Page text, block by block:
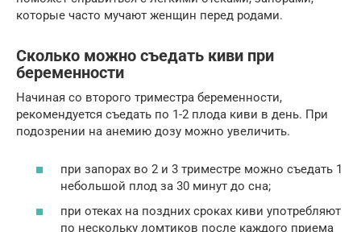
которые часто мучают женщин перед родами.
Сколько можно съедать киви при
беременности
Начиная со второго триместра беременности,
рекомендуется съедать по 1-2 плода киви в день. При
подозрении на анемию дозу можно увеличить.
при запорах во 2 и 3 триместре можно съедать 1
небольшой плод за 30 минут до сна;
при отеках на поздних сроках киви употребляют
по нескольку ломтиков после каждого приема